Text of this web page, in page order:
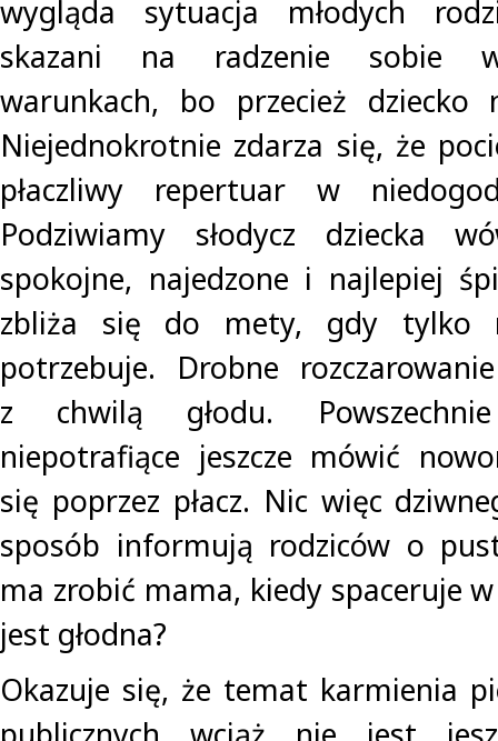
wygląda sytuacja młodych
skazani na radzenie sobie
warunkach, bo przecież dziecko
Niejednokrotnie zdarza się, że
płaczliwy repertuar w
Podziwiamy słodycz dziecka
spokojne, najedzone i najlepiej
zbliża się do mety, gdy tylko
potrzebuje. Drobne
z chwilą głodu.
niepotrafiące jeszcze mówić
się poprzez płacz. Nic więc
sposób informują rodziców o
ma zrobić mama, kiedy spaceruje
jest głodna?
Okazuje się, że temat karmienia